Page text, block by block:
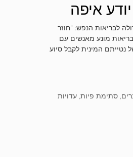
איפה
דיון מיוחד
לבריאות הנפש: "חוזר
מונע מאנשים עם
נטייתם המינית לקבל סיוע
, סתימת פיות, עדויות